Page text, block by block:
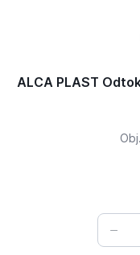
ALCA PLAST